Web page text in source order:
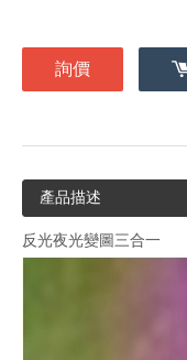
詢價
產品描述
反光夜光變圖三合一